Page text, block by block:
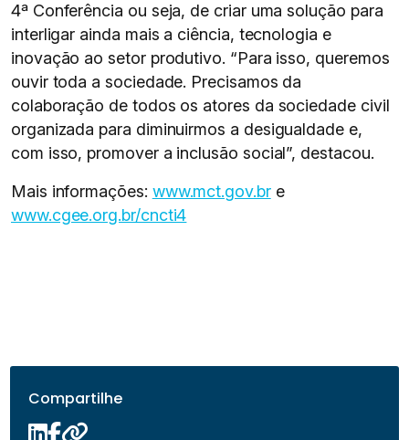
4ª Conferência ou seja, de criar uma solução para
interligar ainda mais a ciência, tecnologia e
inovação ao setor produtivo. “Para isso, queremos
ouvir toda a sociedade. Precisamos da
colaboração de todos os atores da sociedade civil
organizada para diminuirmos a desigualdade e,
com isso, promover a inclusão social”, destacou.
Mais informações: www.mct.gov.bre
www.cgee.org.br/cncti4
Compartilhe